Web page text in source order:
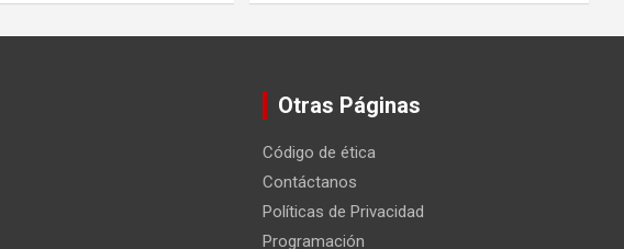
Otras Páginas
Código de ética
Contáctanos
Políticas de Privacidad
Programación